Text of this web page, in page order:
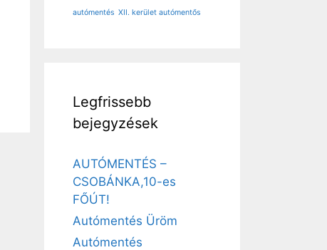
autómentés XII. kerület autómentős
Legfrissebb
bejegyzések
AUTÓMENTÉS –
CSOBÁNKA,10-es
FŐÚT!
Autómentés Üröm
Autómentés